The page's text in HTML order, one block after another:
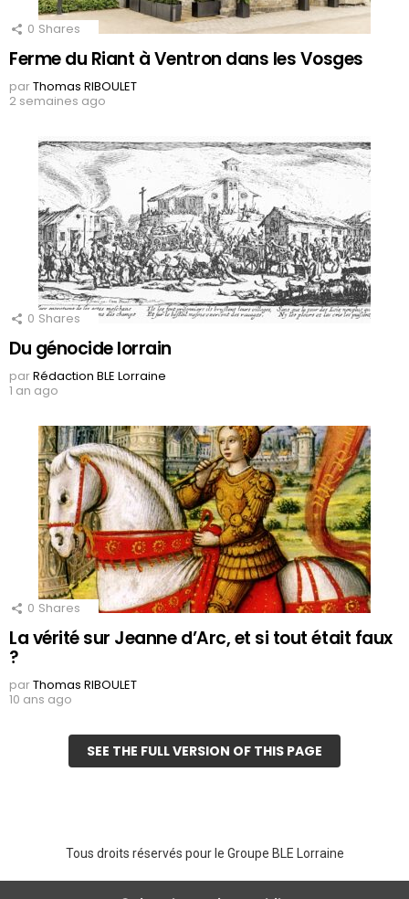
0 Shares
Ferme du Riant à Ventron dans les Vosges
parThomas RIBOULET
2 semaines ago
0 Shares
Du génocide lorrain
parRédaction BLE Lorraine
1 an ago
0 Shares
La vérité sur Jeanne d’Arc, et si tout était faux
?
parThomas RIBOULET
10 ans ago
SEE THE FULL VERSION OF THIS PAGE
Tous droits réservés pour le Groupe BLE Lorraine